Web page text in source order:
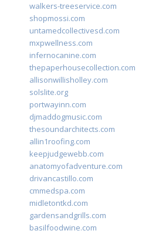
walkers-treeservice.com
shopmossi.com
untamedcollectivesd.com
mxpwellness.com
infernocanine.com
thepaperhousecollection.com
allisonwillisholley.com
solslite.org
portwayinn.com
djmaddogmusic.com
thesoundarchitects.com
allin1roofing.com
keepjudgewebb.com
anatomyofadventure.com
drivancastillo.com
cmmedspa.com
midletontkd.com
gardensandgrills.com
basilfoodwine.com